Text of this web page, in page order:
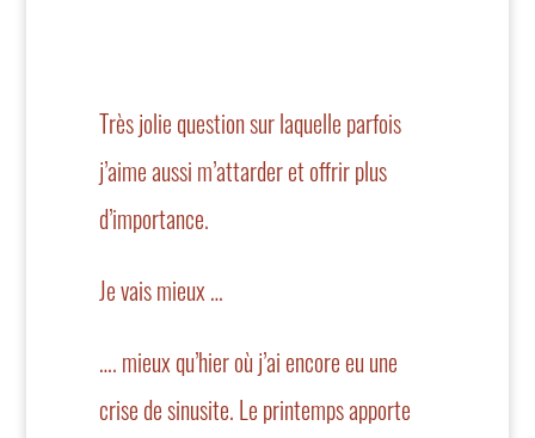
Très jolie question sur laquelle parfois
j’aime aussi m’attarder et offrir plus
d’importance.
Je vais mieux …
…. mieux qu’hier où j’ai encore eu une
crise de sinusite. Le printemps apporte